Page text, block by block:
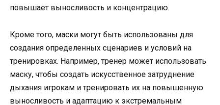
повышает выносливость и концентрацию.
Кроме того, маски могут быть использованы для
создания определенных сценариев и условий на
тренировках. Например, тренер может использовать
маску, чтобы создать искусственное затруднение
дыхания игрокам и тренировать их на повышенную
выносливость и адаптацию к экстремальным